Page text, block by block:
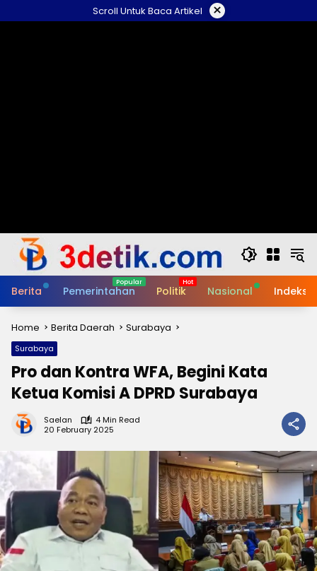
to
Scroll Untuk Baca Artikel ×
Berita Pemerintahan Politik Nasional Indeks
Home Berita Daerah Surabaya
Surabaya
Pro dan Kontra WFA, Begini Kata
Ketua Komisi A DPRD Surabaya
Saelan
4 Min Read
20 February 2025